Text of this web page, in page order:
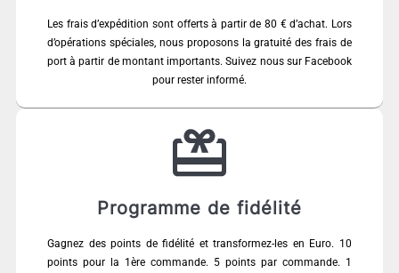
Les frais d’expédition sont offerts à partir de 80 € d’achat. Lors
d’opérations spéciales, nous proposons la gratuité des frais de
port à partir de montant importants. Suivez nous sur Facebook
pour rester informé.
Programme de fidélité
Gagnez des points de fidélité et transformez-les en Euro. 10
points pour la 1ère commande. 5 points par commande. 1